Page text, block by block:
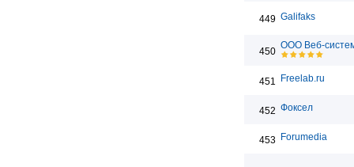
449 Galifaks
450
ООО Веб-
451 Freelab.ru
452 Фоксел
453 Forumedia